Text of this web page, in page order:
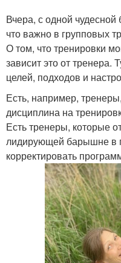
Вчера, с одной
что важно в групповых
О том, что тренировки
зависит это от тренера.
целей, подходов и
Есть, например,
дисциплина на
Есть тренеры, которые
лидирующей барышне в
корректировать